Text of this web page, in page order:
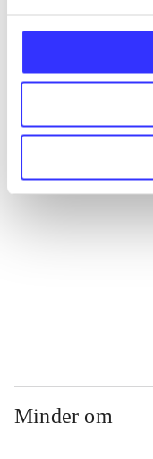
Minder om